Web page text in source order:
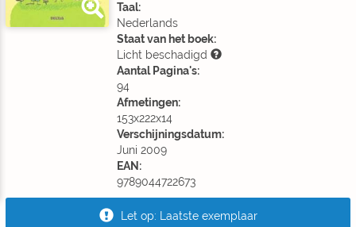
Taal:
Nederlands
Staat van het boek:
Licht beschadigd
Aantal Pagina's:
94
Afmetingen:
153x222x14
Verschijningsdatum:
Juni 2009
EAN:
9789044722673
Let op: Laatste exemplaar